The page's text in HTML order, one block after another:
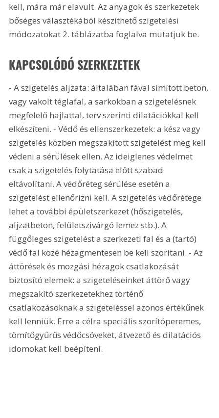
kell, mára már elavult. Az anyagok és szerkezetek
bőséges választékából készíthető szigetelési
módozatokat 2. táblázatba foglalva mutatjuk be.
KAPCSOLÓDÓ SZERKEZETEK
- A szigetelés aljzata: általában fával simított beton,
vagy vakolt téglafal, a sarkokban a szigetelésnek
megfelelő hajlattal, terv szerinti dilatációkkal kell
elkészíteni. - Védő és ellenszerkezetek: a kész vagy
szigetelés közben megszakított szigetelést meg kell
védeni a sérülések ellen. Az ideiglenes védelmet
csak a szigetelés folytatása előtt szabad
eltávolítani. A védőréteg sérülése esetén a
szigetelést ellenőrizni kell. A szigetelés védőrétege
lehet a további épületszerkezet (hőszigetelés,
aljzatbeton, felületszivárgó lemez stb.). A
függőleges szigetelést a szerkezeti fal és a (tartó)
védő fal közé hézagmentesen be kell szorítani. - Az
áttörések és mozgási hézagok csatlakozását
biztosító elemek: a szigeteléseinket áttörő vagy
megszakító szerkezetekhez történő
csatlakozásoknak a szigeteléssel azonos értékűnek
kell lenniük. Erre a célra speciális szorítóperemes,
tömítőgyűrűs védőcsöveket, átvezető és dilatációs
idomokat kell beépíteni.